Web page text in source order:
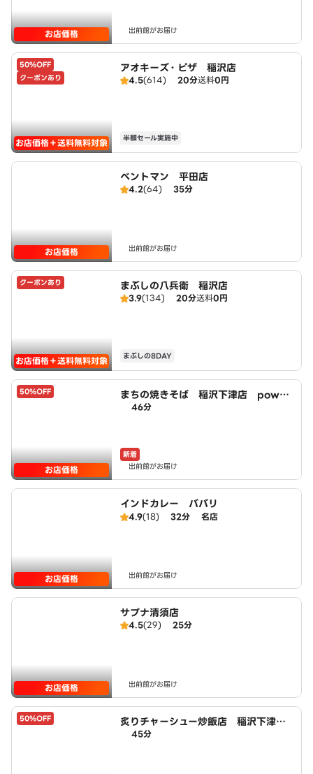
お店価格 出前館がお届け
50%OFF
クーポンあり
お店価格＋送料無料対象
アオキーズ・ピザ 稲沢店
4.5(614) 20分送料0円
半額セール実施中
お店価格
ベントマン 平田店
4.2(64) 35分
出前館がお届け
クーポンあり
お店価格＋送料無料対象
まぶしの八兵衛 稲沢店
3.9(134) 20分送料0円
まぶしの8DAY
50%OFF
お店価格
まちの焼きそば 稲沢下津店 power
ed by LAWSON
46分
新着
出前館がお届け
お店価格
インドカレー ババリ
4.9(18) 32分 名店
出前館がお届け
お店価格
サプナ清須店
4.5(29) 25分
出前館がお届け
50%OFF
炙りチャーシュー炒飯店 稲沢下津
店 powered by LAWSON
45分